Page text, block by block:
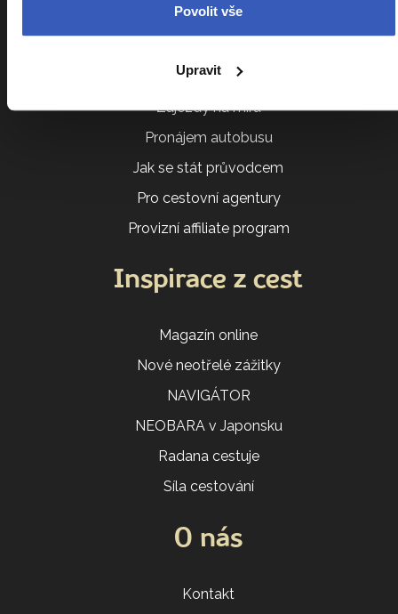
Povolit vše
Upravit
Akce a besedy
E-shop
Zájezdy na míru
Pronájem autobusu
Jak se stát průvodcem
Pro cestovní agentury
Provizní affiliate program
Inspirace z cest
Magazín online
Nové neotřelé zážitky
NAVIGÁTOR
NEOBARA v Japonsku
Radana cestuje
Síla cestování
O nás
Kontakt